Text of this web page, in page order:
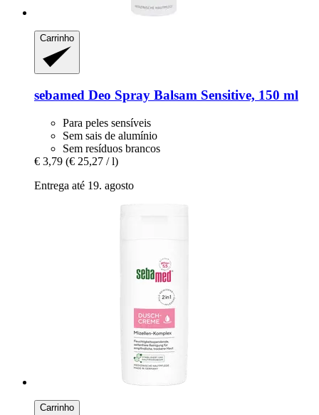
Carrinho
sebamed Deo Spray Balsam Sensitive, 150 ml
Para peles sensíveis
Sem sais de alumínio
Sem resíduos brancos
€ 3,79 (€ 25,27 / l)
Entrega até 19. agosto
Carrinho